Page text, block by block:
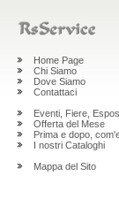
Home Page
Chi Siamo
Dove Siamo
Contattaci
Eventi, Fiere,
Offerta del Mese
Prima e dopo,
I nostri Cataloghi
Mappa del Sito